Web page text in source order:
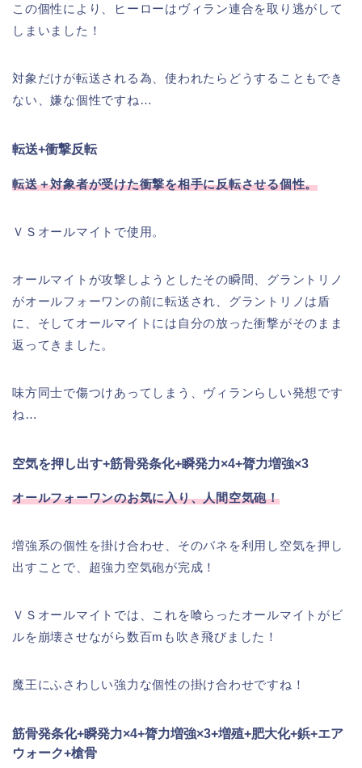
この個性により、ヒーローはヴィラン連合を取り逃がして
しまいました！
対象だけが転送される為、使われたらどうすることもでき
ない、嫌な個性ですね…
転送+衝撃反転
転送＋対象者が受けた衝撃を相手に反転させる個性。
ＶＳオールマイトで使用。
オールマイトが攻撃しようとしたその瞬間、グラントリノ
がオールフォーワンの前に転送され、グラントリノは盾
に、そしてオールマイトには自分の放った衝撃がそのまま
返ってきました。
味方同士で傷つけあってしまう、ヴィランらしい発想です
ね…
空気を押し出す+筋骨発条化+瞬発力×4+膂力増強×3
オールフォーワンのお気に入り、人間空気砲！
増強系の個性を掛け合わせ、そのバネを利用し空気を押し
出すことで、超強力空気砲が完成！
ＶＳオールマイトでは、これを喰らったオールマイトがビ
ルを崩壊させながら数百mも吹き飛びました！
魔王にふさわしい強力な個性の掛け合わせですね！
筋骨発条化+瞬発力×4+膂力増強×3+増殖+肥大化+鋲+エア
ウォーク+槍骨